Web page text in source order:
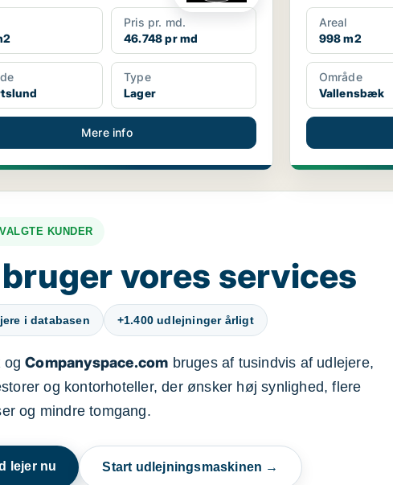
Pris pr. md.
46.748 pr md
Type
Lager
Mere info
Areal
998 m2
Område
Vallensbæk
KUNDER
vores services
i databasen +1.400 udlejninger årligt
ogCompanyspace.com bruges af tusindvis af udlejere,
og kontorhoteller, der ønsker høj synlighed, flere
og mindre tomgang.
lejer nu Start udlejningsmaskinen →